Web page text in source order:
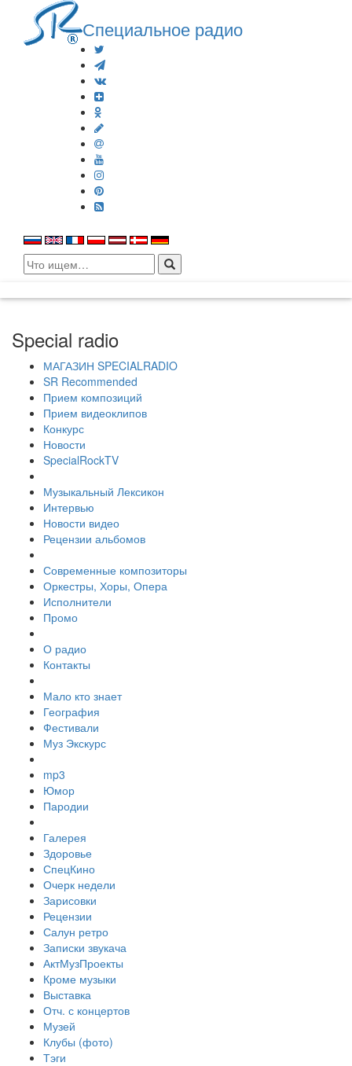
Специальное радио
Search
for:
Special radio
МАГАЗИН SPECIALRADIO
SR Recommended
Прием композиций
Прием видеоклипов
Конкурс
Новости
SpecialRockTV
Музыкальный Лексикон
Интервью
Новости видео
Рецензии альбомов
Современные композиторы
Оркестры, Хоры, Опера
Исполнители
Промо
О радио
Контакты
Мало кто знает
География
Фестивали
Муз Экскурс
mp3
Юмор
Пародии
Галерея
Здоровье
СпецКино
Очерк недели
Зарисовки
Рецензии
Салун ретро
Записки звукача
АктМузПроекты
Кроме музыки
Выставка
Отч. с концертов
Музей
Клубы (фото)
Тэги